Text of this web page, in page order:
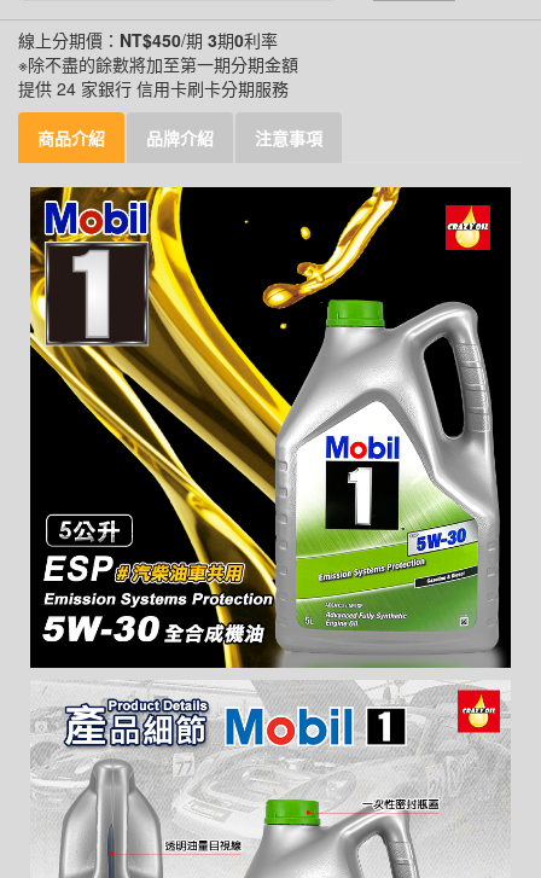
線上分期價： NT$450/期 3期0利率
※除不盡的餘數將加至第一期分期金額
提供 24 家銀行 信用卡刷卡分期服務
商品介紹 品牌介紹 注意事項